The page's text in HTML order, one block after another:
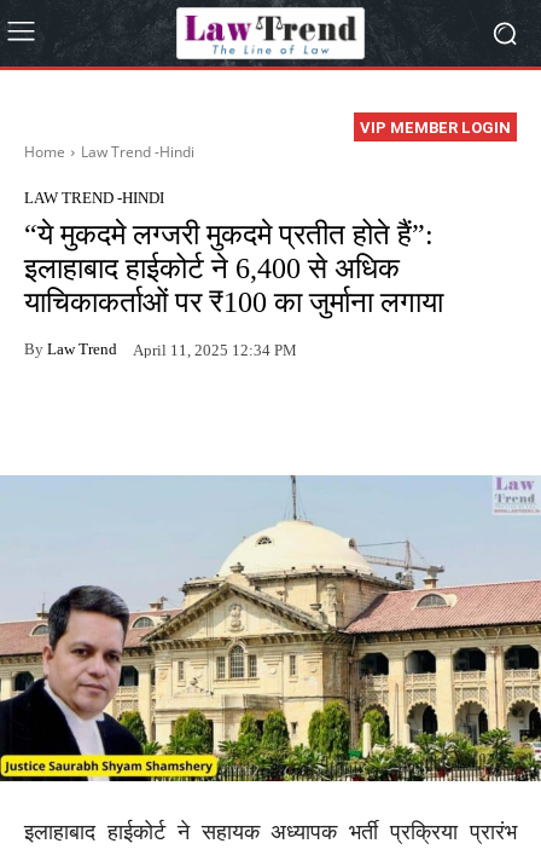
VIP MEMBER LOGIN
Home Law Trend -Hindi
LAW TREND -HINDI
“ये मुकदमे लग्जरी मुकदमे प्रतीत होते हैं”:
इलाहाबाद हाईकोर्ट ने 6,400 से अधिक
याचिकाकर्ताओं पर ₹100 का जुर्माना लगाया
By Law Trend April 11, 2025 12:34 PM
इलाहाबाद हाईकोर्ट ने सहायक अध्यापक भर्ती प्रक्रिया प्रारंभ